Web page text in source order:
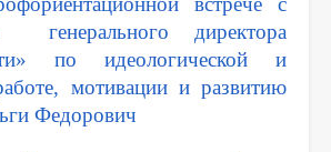
генерального директора
по идеологической и
мотивации и развитию
Федорович